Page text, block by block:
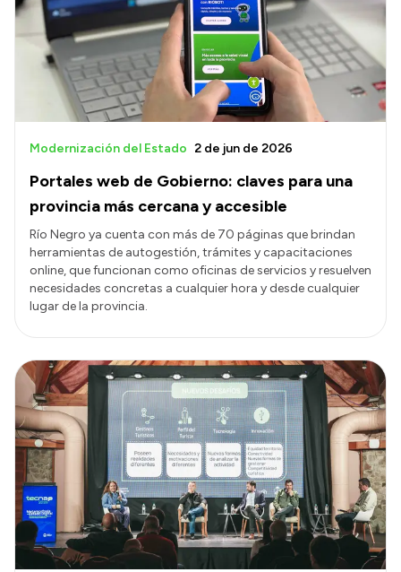
Portales web de Gobierno: claves para una
provincia más cercana y accesible
Modernización del Estado 2 de jun de 2026
Río Negro ya cuenta con más de 70 páginas que brindan
herramientas de autogestión, trámites y capacitaciones
online, que funcionan como oficinas de servicios y resuelven
necesidades concretas a cualquier hora y desde cualquier
lugar de la provincia.